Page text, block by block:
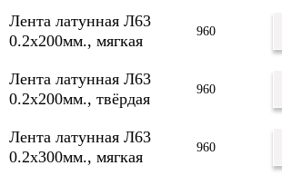
Лента латунная Л63
0.2х200мм., мягкая
960
Лента латунная Л63
0.2х200мм., твёрдая
960
Лента латунная Л63
0.2х300мм., мягкая
960